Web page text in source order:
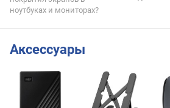
ноутбуках и мониторах?
Аксессуары